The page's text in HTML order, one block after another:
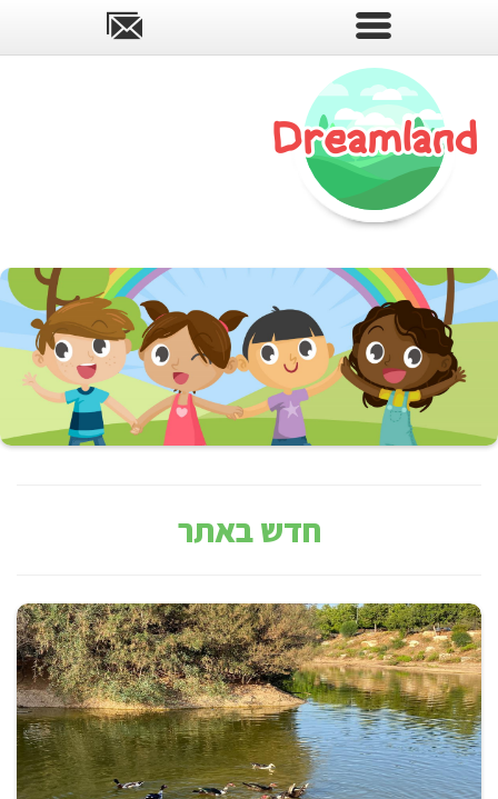
חדש באתר